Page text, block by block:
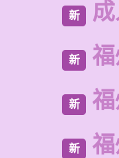
新
新
新
新